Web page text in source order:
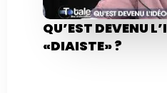
QU’EST DEVENU
«DIAISTE» ?